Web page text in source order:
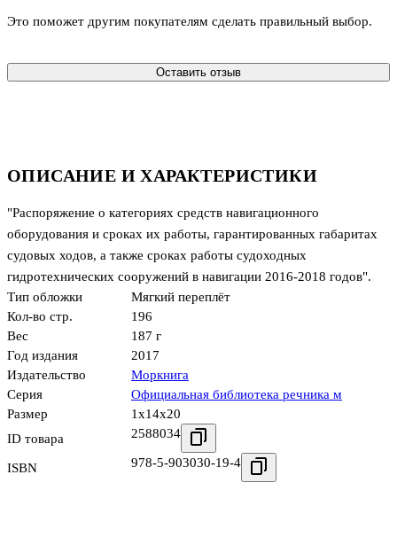
ОПИСАНИЕ И ХАРАКТЕРИСТИКИ
"Распоряжение о категориях средств навигационного
оборудования и сроках их работы, гарантированных габаритах
судовых ходов, а также сроках работы судоходных
гидротехнических сооружений в навигации 2016-2018 годов".
Тип обложки
Мягкий переплёт
Кол-во стр.
196
Вес
187 г
Год издания
2017
Издательство
Моркнига
Серия
Официальная библиотека речника м
Размер
1x14x20
ID товара
2588034
ISBN 978-5-903030-19-4
Это поможет другим покупателям сделать правильный выбор.
Оставить отзыв